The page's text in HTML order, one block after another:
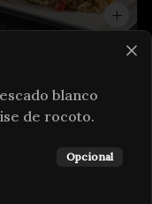
blanco
de rocoto.
Opcional